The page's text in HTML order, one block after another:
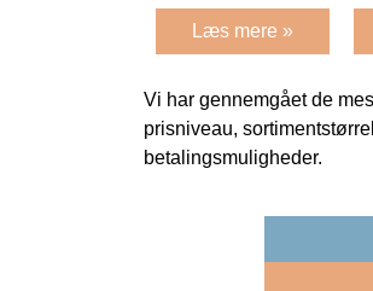
Læs mere »
Vi har gennemgået de
prisniveau,
betalingsmuligheder.